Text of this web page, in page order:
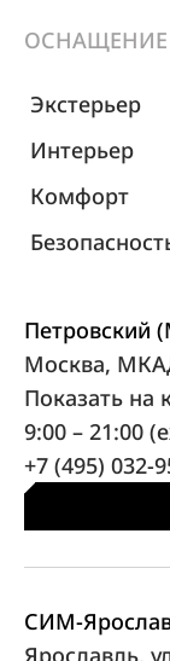
ОСНАЩЕНИЕ
Экстерьер
Интерьер
Комфорт
Петровский
Москва,
Показать на
9:00 – 21:00
+7 (495) 032-
СИМ-
Ярославль,